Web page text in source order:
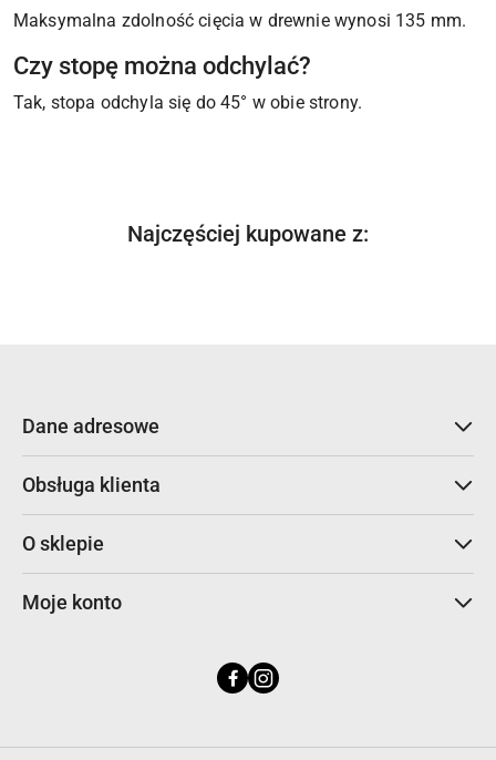
Maksymalna zdolność cięcia w drewnie wynosi 135 mm.
Czy stopę można odchylać?
Tak, stopa odchyla się do 45° w obie strony.
Pomiń karuzelę produktów
Produkty
Najczęściej kupowane z:
Dane adresowe
Obsługa klienta
O sklepie
Moje konto